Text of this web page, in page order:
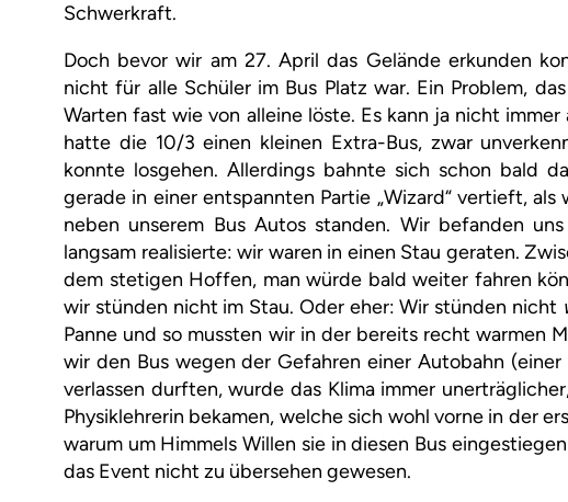
Schwerkraft.
Doch bevor wir am 27. April das Gelände erkunden
nicht für alle Schüler im Bus Platz war. Ein Problem,
Warten fast wie von alleine löste. Es kann ja nicht
hatte die 10/3 einen kleinen Extra-Bus, zwar
konnte losgehen. Allerdings bahnte sich schon bald
gerade in einer entspannten Partie „Wizard“ vertieft,
neben unserem Bus Autos standen. Wir befanden
langsam realisierte: wir waren in einen Stau geraten.
dem stetigen Hoffen, man würde bald weiter fahren
wir stünden nicht im Stau. Oder eher: Wir stünden nicht
Panne und so mussten wir in der bereits recht warmen
wir den Bus wegen der Gefahren einer Autobahn
verlassen durften, wurde das Klima immer
Physiklehrerin bekamen, welche sich wohl vorne in der
warum um Himmels Willen sie in diesen Bus
das Event nicht zu übersehen gewesen.